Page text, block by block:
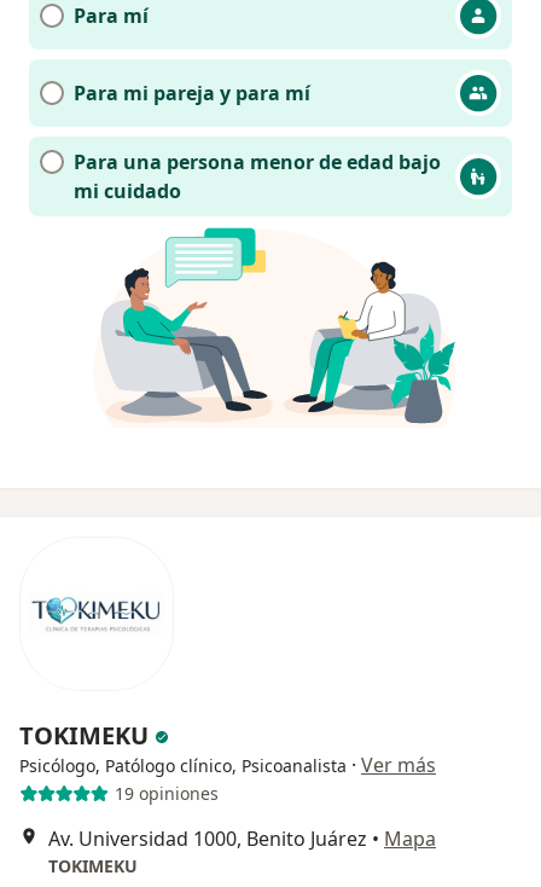
Para mí
Para mi pareja y para mí
Para una persona menor de edad bajo
mi cuidado
TOKIMEKU
Psicólogo, Patólogo clínico, Psicoanalista · Ver más
19 opiniones
Av. Universidad 1000, Benito Juárez • Mapa
TOKIMEKU